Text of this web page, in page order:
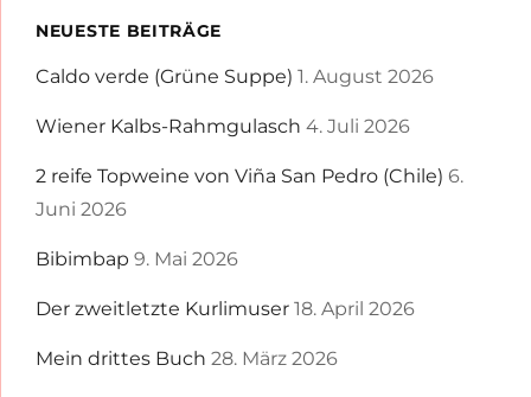
NEUESTE BEITRÄGE
Caldo verde (Grüne Suppe) 1. August 2026
Wiener Kalbs-Rahmgulasch 4. Juli 2026
2 reife Topweine von Viña San Pedro (Chile) 6.
Juni 2026
Bibimbap 9. Mai 2026
Der zweitletzte Kurlimuser 18. April 2026
Mein drittes Buch 28. März 2026